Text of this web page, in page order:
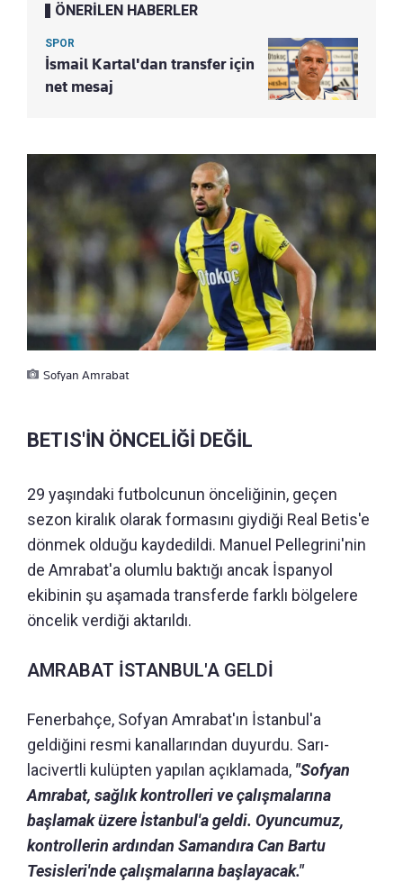
ÖNERİLEN HABERLER
SPOR
İsmail Kartal'dan transfer için
net mesaj
Sofyan Amrabat
BETIS'İN ÖNCELİĞİ DEĞİL
29 yaşındaki futbolcunun önceliğinin, geçen
sezon kiralık olarak formasını giydiği Real Betis'e
dönmek olduğu kaydedildi. Manuel Pellegrini'nin
de Amrabat'a olumlu baktığı ancak İspanyol
ekibinin şu aşamada transferde farklı bölgelere
öncelik verdiği aktarıldı.
AMRABAT İSTANBUL'A GELDİ
Fenerbahçe, Sofyan Amrabat'ın İstanbul'a
geldiğini resmi kanallarından duyurdu. Sarı-
lacivertli kulüpten yapılan açıklamada, "Sofyan
Amrabat, sağlık kontrolleri ve çalışmalarına
başlamak üzere İstanbul'a geldi. Oyuncumuz,
kontrollerin ardından Samandıra Can Bartu
Tesisleri'nde çalışmalarına başlayacak."